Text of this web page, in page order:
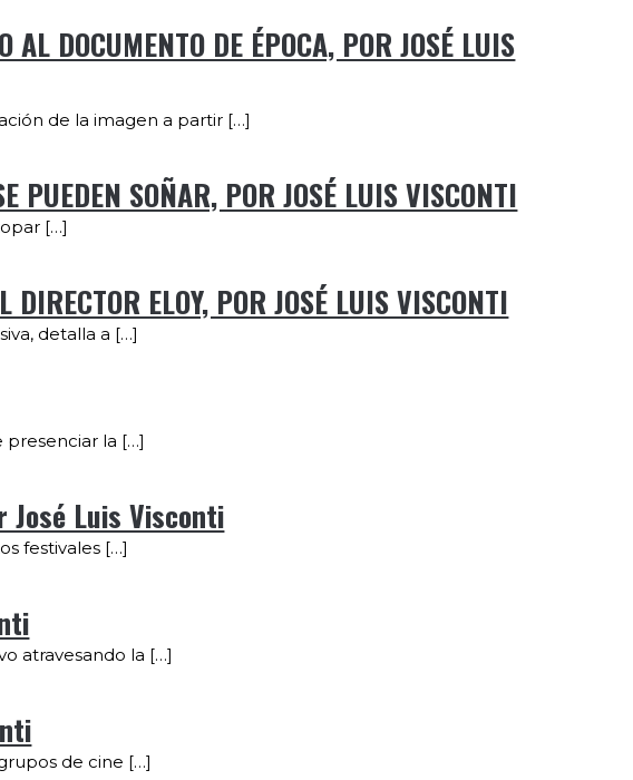
DOCUMENTO DE ÉPOCA, POR JOSÉ LUIS
de la imagen a partir […]
SOÑAR, POR JOSÉ LUIS VISCONTI
[…]
ELOY, POR JOSÉ LUIS VISCONTI
detalla a […]
presenciar la […]
José Luis Visconti
festivales […]
atravesando la […]
de cine […]